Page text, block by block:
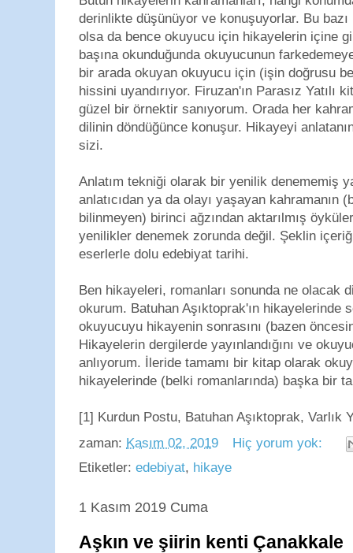
derinlikte düşünüyor ve konuşuyorlar. Bu
olsa da bence okuyucu için hikayelerin içine
başına okunduğunda okuyucunun
bir arada okuyan okuyucu için (işin doğrusu
hissini uyandırıyor. Firuzan'ın Parasız Yatılı
güzel bir örnektir sanıyorum. Orada her
dilinin döndüğünce konuşur. Hikayeyi
sizi.
Anlatım tekniği olarak bir yenilik denememiş
anlatıcıdan ya da olayı yaşayan kahramanın
bilinmeyen) birinci ağzından aktarılmış
yenilikler denemek zorunda değil. Şeklin
eserlerle dolu edebiyat tarihi.
Ben hikayeleri, romanları sonunda ne olacak
okurum. Batuhan Aşıktoprak'ın hikayelerinde
okuyucuyu hikayenin sonrasını (bazen
Hikayelerin dergilerde yayınlandığını ve
anlıyorum. İleride tamamı bir kitap olarak
hikayelerinde (belki romanlarında) başka bir
[1] Kurdun Postu, Batuhan Aşıktoprak, Varlık
zaman: Kasım 02, 2019
Hiç yorum yok:
Etiketler: edebiyat, hikaye
1 Kasım 2019 Cuma
Aşkın ve şiirin kenti Çanakkale